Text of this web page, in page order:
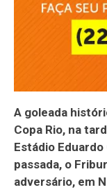
A goleada
Copa Rio, na
Estádio
passada, o
adversário, em